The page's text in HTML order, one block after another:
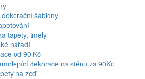
šablony
tapety, tmely
nářadí
od 90 Kč
dekorace na stěnu za 90Kč
na zeď